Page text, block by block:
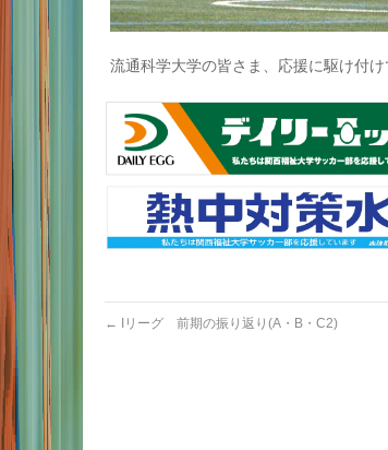
流通科学大学の皆さま、応援に駆け付
← Iリーグ 前期の振り返り(A・B・C2)